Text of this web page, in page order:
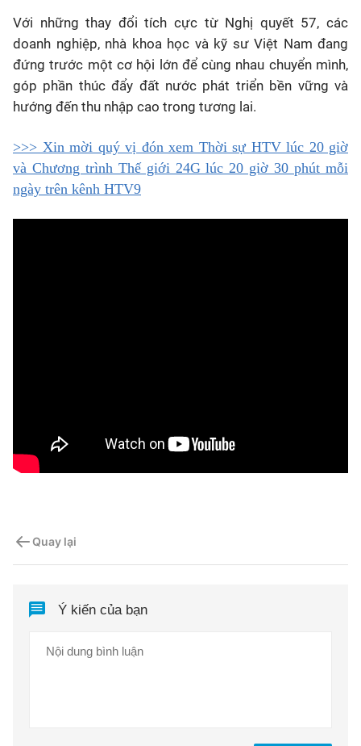
Với những thay đổi tích cực từ Nghị quyết 57, các
doanh nghiệp, nhà khoa học và kỹ sư Việt Nam đang
đứng trước một cơ hội lớn để cùng nhau chuyển mình,
góp phần thúc đẩy đất nước phát triển bền vững và
hướng đến thu nhập cao trong tương lai.
>>> Xin mời quý vị đón xem Thời sự HTV lúc 20 giờ
và Chương trình Thế giới 24G lúc 20 giờ 30 phút mỗi
ngày trên kênh HTV9
Quay lại
Ý kiến của bạn